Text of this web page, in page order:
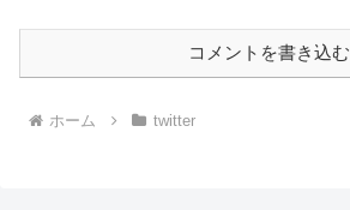
コメントを書き込む
ホーム twitter